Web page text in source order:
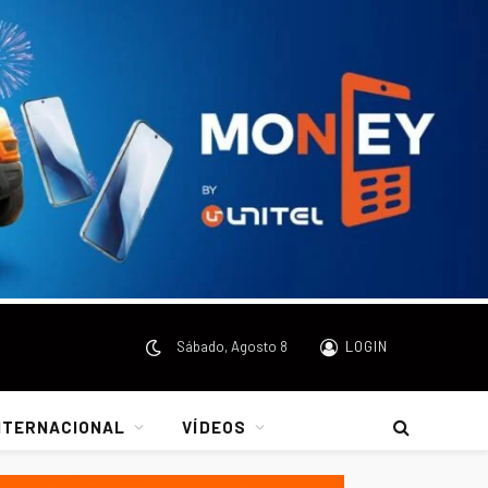
Sábado, Agosto 8 LOGIN
VÍDEOS